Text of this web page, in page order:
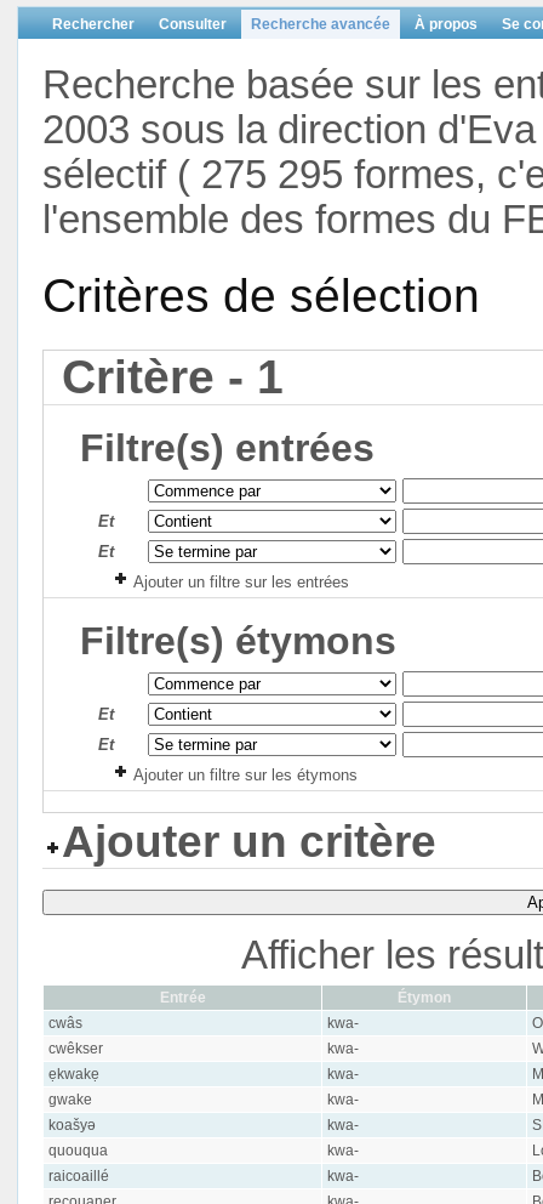
Rechercher Consulter Recherche avancée À propos Se
Recherche basée sur les
2003 sous la direction
sélectif ( 275 295 formes,
l'ensemble des formes du
Critères de sélection
Critère - 1
Filtre(s) entrées
Et
Et
Ajouter un filtre sur les entrées
Filtre(s) étymons
Et
Et
Ajouter un filtre sur les étymons
Ajouter un critère
Afficher les
Entrée
Étymon
cwâs
kwa-
cwêkser
kwa-
ẹkwakẹ
kwa-
gwake
kwa-
koašyə
kwa-
quouqua
kwa-
raicoaillé
kwa-